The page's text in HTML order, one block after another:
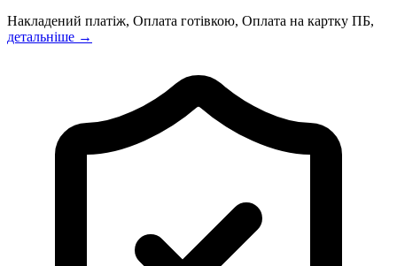
Накладений платіж, Оплата готівкою, Оплата на картку ПБ,
детальніше →